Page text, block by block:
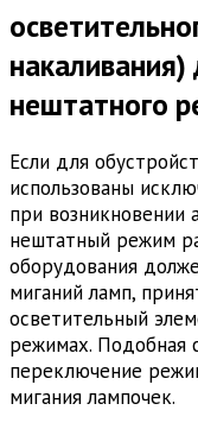
нештатного
Если для
использованы
при возникновении
нештатный режим
оборудования
миганий ламп,
осветительный
режимах. Подобная
переключение
мигания лампочек.